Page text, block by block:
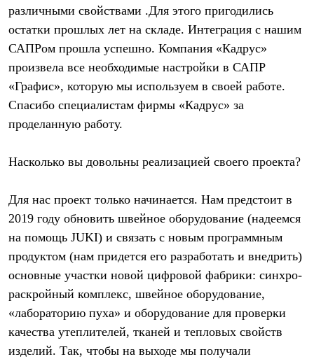
различными свойствами .Для этого пригодились
остатки прошлых лет на складе. Интеграция с нашим
САПРом прошла успешно. Компания «Кадрус»
произвела все необходимые настройки в САПР
«Графис», которую мы используем в своей работе.
Спасибо специалистам фирмы «Кадрус» за
проделанную работу.
Насколько вы довольны реализацией своего проекта?
Для нас проект только начинается. Нам предстоит в
2019 году обновить швейное оборудование (надеемся
на помощь JUKI) и связать с новым программным
продуктом (нам придется его разработать и внедрить)
основные участки новой цифровой фабрики: синхро-
раскройный комплекс, швейное оборудование,
«лабораторию пуха» и оборудование для проверки
качества утеплителей, тканей и тепловых свойств
изделий. Так, чтобы на выходе мы получали